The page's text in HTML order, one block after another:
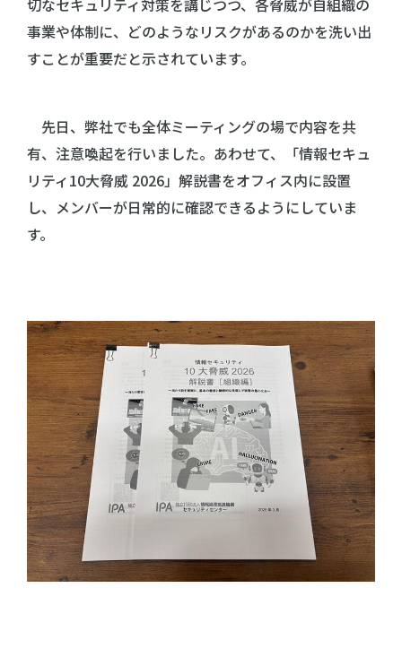
切なセキュリティ対策を講じつつ、各脅威が自組織の
事業や体制に、どのようなリスクがあるのかを洗い出
すことが重要だと示されています。
先日、弊社でも全体ミーティングの場で内容を共
有、注意喚起を行いました。あわせて、「情報セキュ
リティ10大脅威 2026」解説書をオフィス内に設置
し、メンバーが日常的に確認できるようにしていま
す。